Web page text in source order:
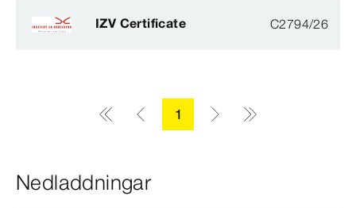
IZV Certificate C2794/26
1
Nedladdningar